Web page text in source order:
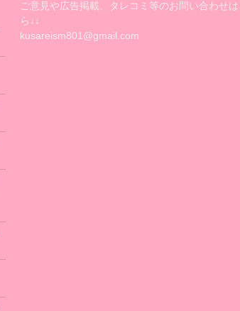
ご意見や広告掲載、タレコミ等のお問い合わせ
ら↓↓
kusareism801@gmail.com